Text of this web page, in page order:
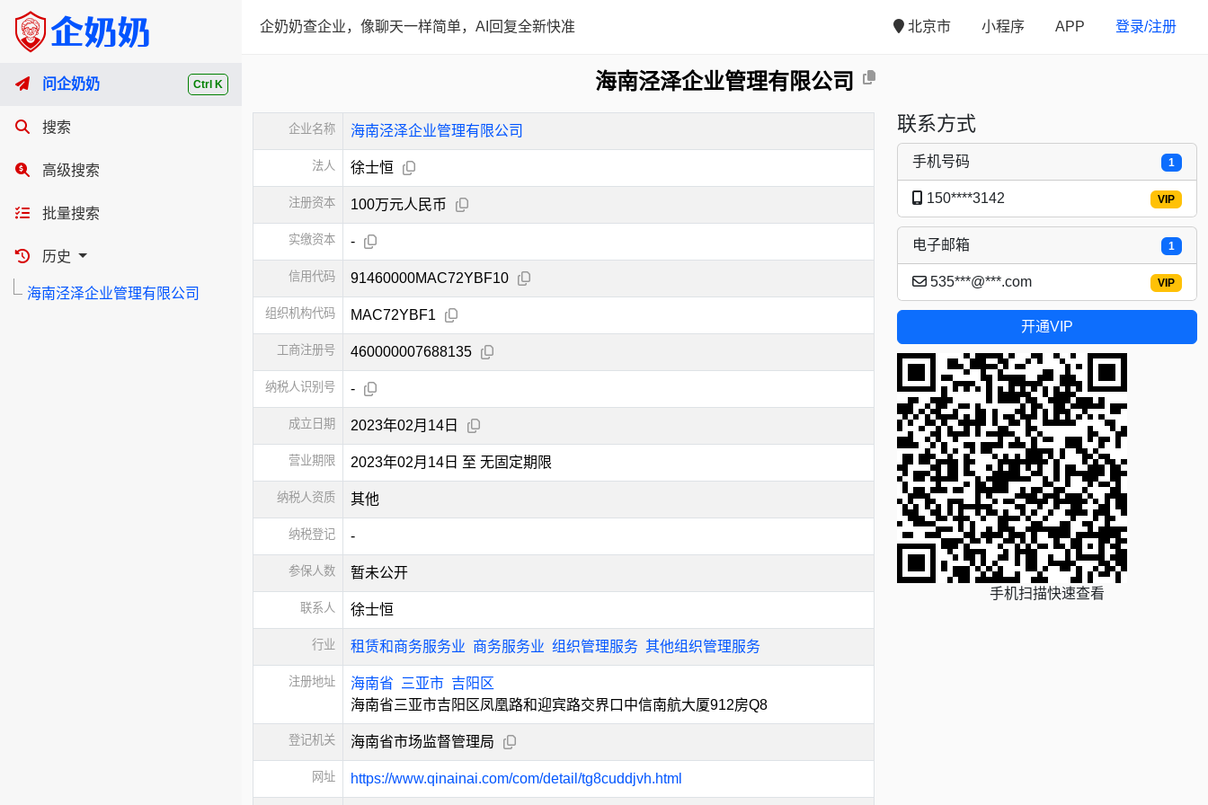
Ctrl K
问企奶奶
搜索
高级搜索
批量搜索
历史
海南泾泽企业管理有限公司
企奶奶查企业，像聊天一样简单，AI回复全新快准 北京市 小程序 APP 登录/注册
海南泾泽企业管理有限公司
企业名称 海南泾泽企业管理有限公司
法人 徐士恒
注册资本 100万元人民币
实缴资本 -
信用代码 91460000MAC72YBF10
组织机构代码 MAC72YBF1
工商注册号 460000007688135
纳税人识别号 -
成立日期 2023年02月14日
营业期限 2023年02月14日 至 无固定期限
纳税人资质 其他
纳税登记 -
参保人数 暂未公开
联系人 徐士恒
行业 租赁和商务服务业 商务服务业 组织管理服务 其他组织管理服务
注册地址 海南省 三亚市 吉阳区
海南省三亚市吉阳区凤凰路和迎宾路交界口中信南航大厦912房Q8
登记机关 海南省市场监督管理局
网址 https://www.qinainai.com/com/detail/tg8cuddjvh.html
联系方式
1
手机号码
VIP
150****3142
1
电子邮箱
VIP
535***@***.com
开通VIP
手机扫描快速查看